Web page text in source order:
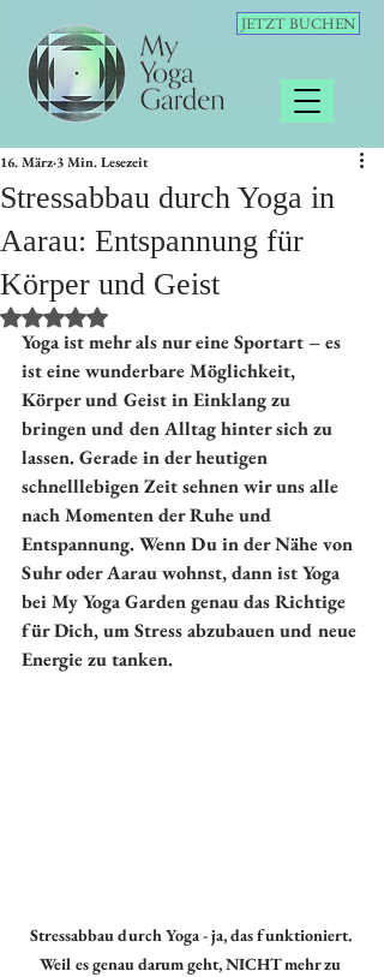
JETZT BUCHEN
Stressabbau durch Yoga in
Aarau: Entspannung für
Körper und Geist
16. März 3 Min. Lesezeit
Mit NaN von 5 Sternen bewertet.
Yoga ist mehr als nur eine Sportart – es
ist eine wunderbare Möglichkeit,
Körper und Geist in Einklang zu
bringen und den Alltag hinter sich zu
lassen. Gerade in der heutigen
schnelllebigen Zeit sehnen wir uns alle
nach Momenten der Ruhe und
Entspannung. Wenn Du in der Nähe von
Suhr oder Aarau wohnst, dann ist Yoga
bei My Yoga Garden genau das Richtige
für Dich, um Stress abzubauen und neue
Energie zu tanken.
Stressabbau durch Yoga - ja, das funktioniert.
Weil es genau darum geht, NICHT mehr zu